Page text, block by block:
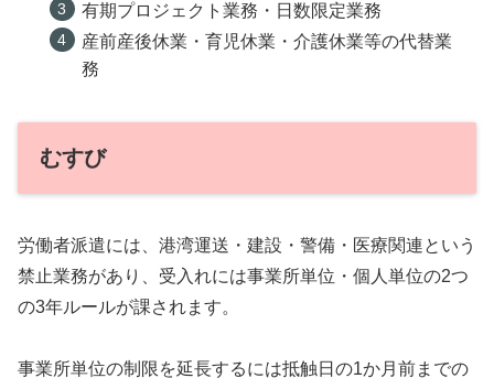
有期プロジェクト業務・日数限定業務
産前産後休業・育児休業・介護休業等の代替業
務
むすび
労働者派遣には、港湾運送・建設・警備・医療関連という
禁止業務があり、受入れには事業所単位・個人単位の2つ
の3年ルールが課されます。
事業所単位の制限を延長するには抵触日の1か月前までの